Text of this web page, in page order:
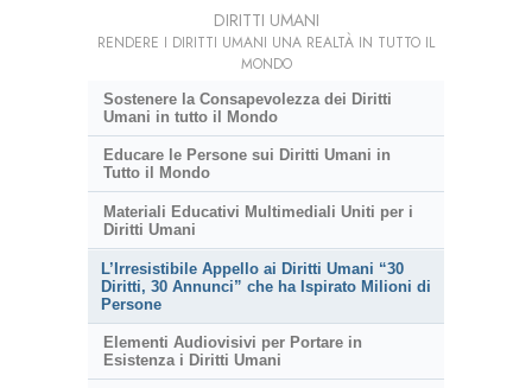
DIRITTI UMANI
RENDERE I DIRITTI UMANI UNA REALTÀ IN TUTTO IL
MONDO
Sostenere la Consapevolezza dei Diritti
Umani in tutto il Mondo
Educare le Persone sui Diritti Umani in
Tutto il Mondo
Materiali Educativi Multimediali Uniti per i
Diritti Umani
L’Irresistibile Appello ai Diritti Umani “30
Diritti, 30 Annunci” che ha Ispirato Milioni di
Persone
Elementi Audiovisivi per Portare in
Esistenza i Diritti Umani